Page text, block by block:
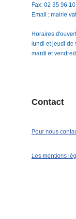
Fax: 02 35 96
Email :
Horaires
lundi et jeudi de
mardi et
Contact
Pour nous
Les mentions